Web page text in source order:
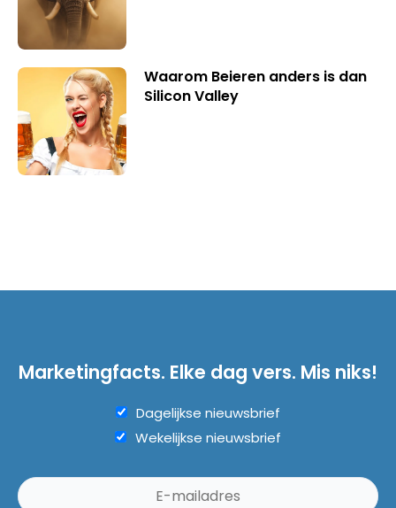
Waarom Beieren anders is dan
Silicon Valley
Marketingfacts. Elke dag vers. Mis niks!
Dagelijkse nieuwsbrief
Wekelijkse nieuwsbrief